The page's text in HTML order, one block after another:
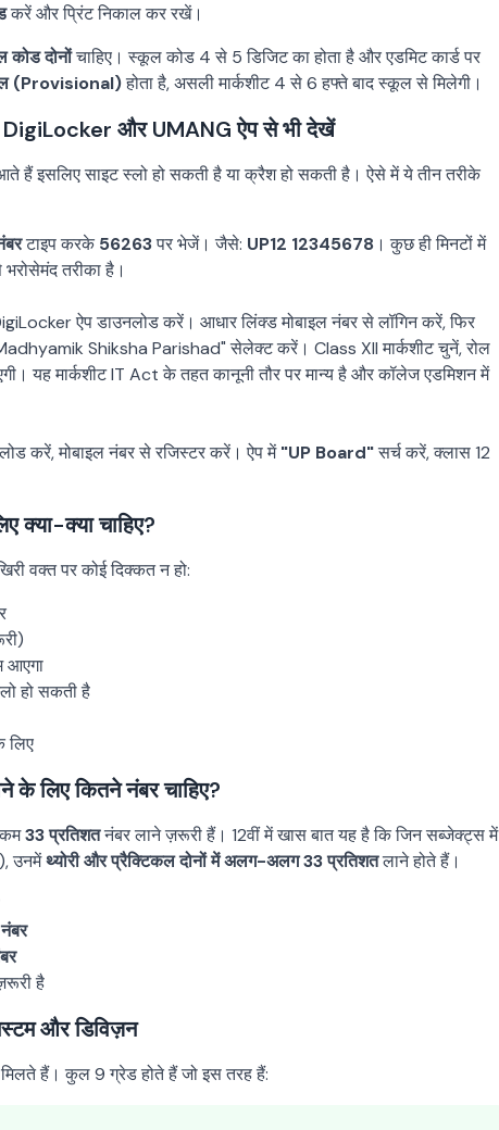
करें और प्रिंट निकाल कर रखें।
दोनोंचाहिए। स्कूल कोड 4 से 5 डिजिट का होता है और एडमिट कार्ड पर
(Provisional)होता है, असली मार्कशीट 4 से 6 हफ्ते बाद स्कूल से मिलेगी।
और UMANG ऐप से भी देखें
हैं इसलिए साइट स्लो हो सकती है या क्रैश हो सकती है। ऐसे में ये तीन तरीके
टाइप करके 56263पर भेजें। जैसे: UP12 12345678 । कुछ ही मिनटों में
तरीका है।
ऐप डाउनलोड करें। आधार लिंक्ड मोबाइल नंबर से लॉगिन करें, फिर
Shiksha Parishad" सेलेक्ट करें। Class XII मार्कशीट चुनें, रोल
यह मार्कशीट IT Act के तहत कानूनी तौर पर मान्य है और कॉलेज एडमिशन में
करें, मोबाइल नंबर से रजिस्टर करें। ऐप में"UP Board"सर्च करें, क्लास 12
क्या चाहिए?
वक्त पर कोई दिक्कत न हो:
आएगा
हो सकती है
लिए
लिए कितने नंबर चाहिए?
कम33 प्रतिशतनंबर लाने ज़रूरी हैं। 12वीं में खास बात यह है कि जिन सब्जेक्ट्स में
उनमेंथ्योरी और प्रैक्टिकल दोनों में अलग-अलग 33 प्रतिशतलाने होते हैं।
है
और डिविज़न
हैं। कुल 9 ग्रेड होते हैं जो इस तरह हैं: